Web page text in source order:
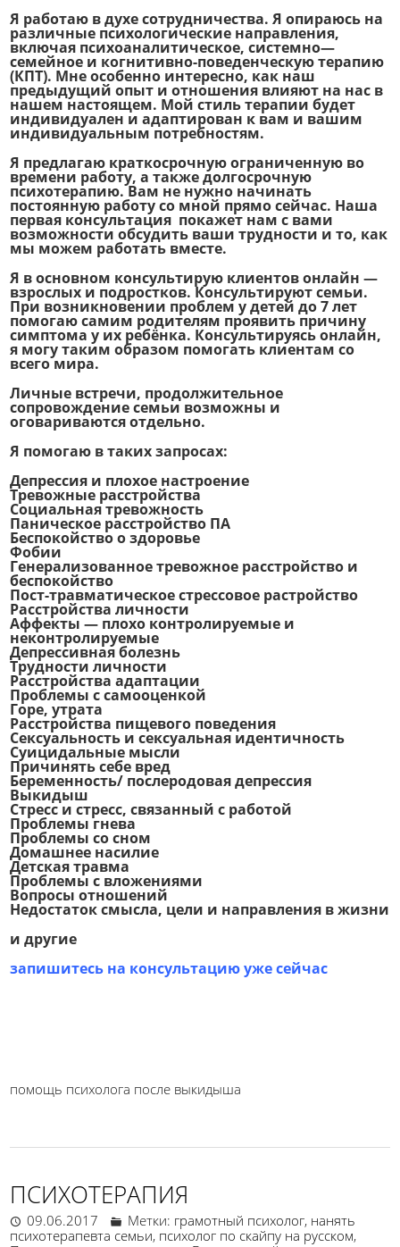
Я работаю в духе сотрудничества. Я опираюсь на
различные психологические направления,
включая психоаналитическое, системно—
семейное и когнитивно-поведенческую терапию
(КПТ). Мне особенно интересно, как наш
предыдущий опыт и отношения влияют на нас в
нашем настоящем. Мой стиль терапии будет
индивидуален и адаптирован к вам и вашим
индивидуальным потребностям.
Я предлагаю краткосрочную ограниченную во
времени работу, а также долгосрочную
психотерапию. Вам не нужно начинать
постоянную работу со мной прямо сейчас. Наша
первая консультация покажет нам с вами
возможности обсудить ваши трудности и то, как
мы можем работать вместе.
Я в основном консультирую клиентов онлайн —
взрослых и подростков. Консультируют семьи.
При возникновении проблем у детей до 7 лет
помогаю самим родителям проявить причину
симптома у их ребёнка. Консультируясь онлайн,
я могу таким образом помогать клиентам со
всего мира.
Личные встречи, продолжительное
сопровождение семьи возможны и
оговариваются отдельно.
Я помогаю в таких запросах:
Депрессия и плохое настроение
Тревожные расстройства
Социальная тревожность
Паническое расстройство ПА
Беспокойство о здоровье
Фобии
Генерализованное тревожное расстройство и
беспокойство
Пост-травматическое стрессовое растройство
Расстройства личности
Аффекты — плохо контролируемые и
неконтролируемые
Депрессивная болезнь
Трудности личности
Расстройства адаптации
Проблемы с самооценкой
Горе, утрата
Расстройства пищевого поведения
Сексуальность и сексуальная идентичность
Суицидальные мысли
Причинять себе вред
Беременность/ послеродовая депрессия
Выкидыш
Стресс и стресс, связанный с работой
Проблемы гнева
Проблемы со сном
Домашнее насилие
Детская травма
Проблемы с вложениями
Вопросы отношений
Недостаток смысла, цели и направления в жизни
и другие
запишитесь на консультацию уже сейчас
помощь психолога после выкидыша
ПСИХОТЕРАПИЯ
09.06.2017 Метки: грамотный психолог, нанять
психотерапевта семьи, психолог по скайпу на русском,